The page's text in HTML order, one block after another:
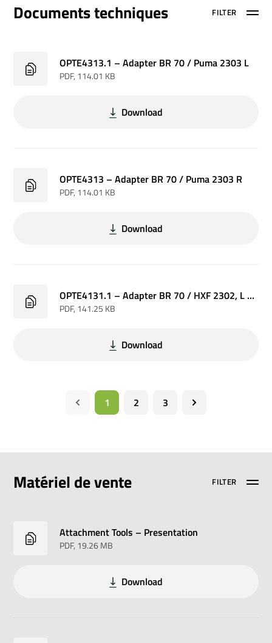
Documents techniques FILTER
OPTE4313.1 – Adapter BR 70 / Puma 2303 L
PDF, 114.01 KB
Download
OPTE4313 – Adapter BR 70 / Puma 2303 R
PDF, 114.01 KB
Download
OPTE4131.1 – Adapter BR 70 / HXF 2302, L m. Hydr. quick rel
PDF, 141.25 KB
Download
1 2 3
Matériel de vente FILTER
Attachment Tools – Presentation
PDF, 19.26 MB
Download